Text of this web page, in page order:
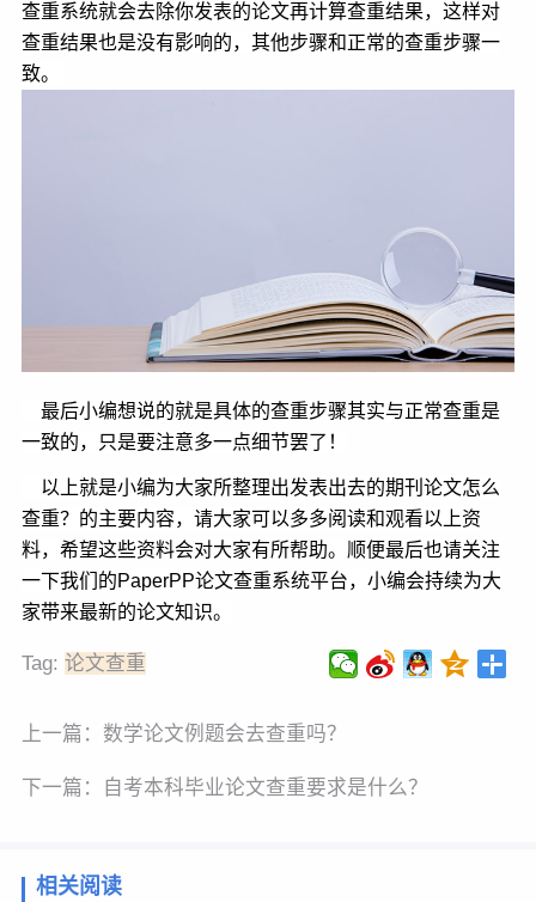
查重系统就会去除你发表的论文再计算查重结果，这样对
查重结果也是没有影响的，其他步骤和正常的查重步骤一
致。
最后小编想说的就是具体的查重步骤其实与正常查重是
一致的，只是要注意多一点细节罢了！
以上就是小编为大家所整理出发表出去的期刊论文怎么
查重？的主要内容，请大家可以多多阅读和观看以上资
料，希望这些资料会对大家有所帮助。顺便最后也请关注
一下我们的PaperPP论文查重系统平台，小编会持续为大
家带来最新的论文知识。
Tag: 论文查重
上一篇： 数学论文例题会去查重吗？
下一篇： 自考本科毕业论文查重要求是什么？
相关阅读